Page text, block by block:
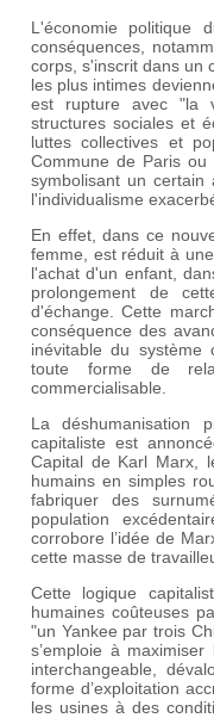
L'économie
conséquences,
corps, s'inscrit dans un
les plus intimes
est rupture avec "la
structures sociales et
luttes collectives et
Commune de Paris ou
symbolisant un certain
l'individualisme
En effet, dans ce
femme, est réduit à
l'achat d'un enfant,
prolongement de
d'échange. Cette
conséquence des
inévitable du système
toute forme de
commercialisable.
La déshumanisation
capitaliste est
Capital de Karl Marx,
humains en simples
fabriquer des
population
corrobore l’idée de
cette masse de
Cette logique
humaines coûteuses
"un Yankee par trois
s’emploie à
interchangeable,
forme d’exploitation
les usines à des